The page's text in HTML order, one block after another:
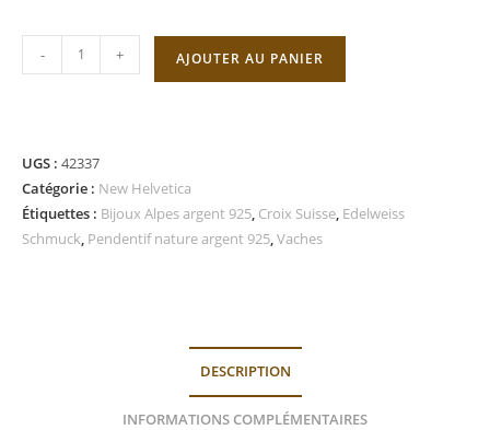
quantité
de
Moléson
en
argent
925
- + AJOUTER AU PANIER
UGS : 42337
Catégorie : New Helvetica
Étiquettes : Bijoux Alpes argent 925 Croix Suisse Edelweiss
Schmuck Pendentif nature argent 925 Vaches
DESCRIPTION
INFORMATIONS COMPLÉMENTAIRES